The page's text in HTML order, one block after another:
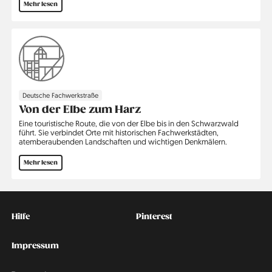
Mehr lesen
Deutsche Fachwerkstraße
Von der Elbe zum Harz
Eine touristische Route, die von der Elbe bis in den Schwarzwald
führt. Sie verbindet Orte mit historischen Fachwerkstädten,
atemberaubenden Landschaften und wichtigen Denkmälern.
Mehr lesen
Kontakt
Hilfe
Impressum
Social
Pinterest